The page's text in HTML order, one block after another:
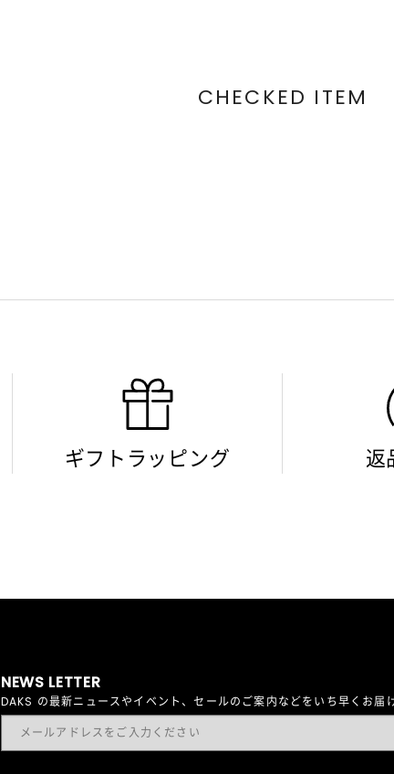
CHECKED ITEM
ギフトラッピング 返
NEWS LETTER
DAKS の最新ニュースやイベント、セールのご案内などをいち早くお届